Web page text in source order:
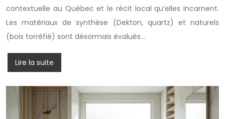
contextuelle au Québec et le récit local qu’elles incarnent.
Les matériaux de synthèse (Dekton, quartz) et naturels
(bois torréfié) sont désormais évalués…
Lire la suite